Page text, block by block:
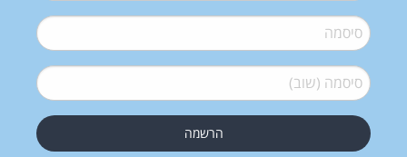
סיסמה*
סיסמה (שוב)*